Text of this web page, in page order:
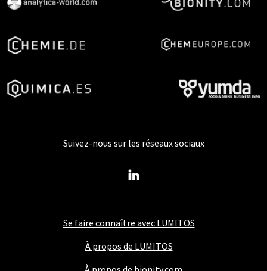
Se faire connaître avec LUMITOS
À propos de LUMITOS
Suivez-nous sur les réseaux sociaux